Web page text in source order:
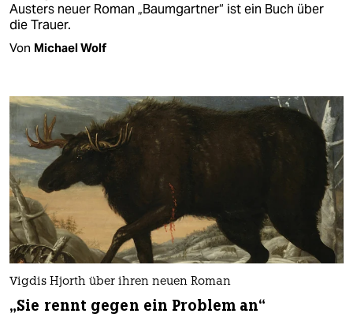
Austers neuer Roman „Baumgartner“ ist ein Buch über
die Trauer.
Von Michael Wolf
Vigdis Hjorth über ihren neuen Roman
„Sie rennt gegen ein Problem an“